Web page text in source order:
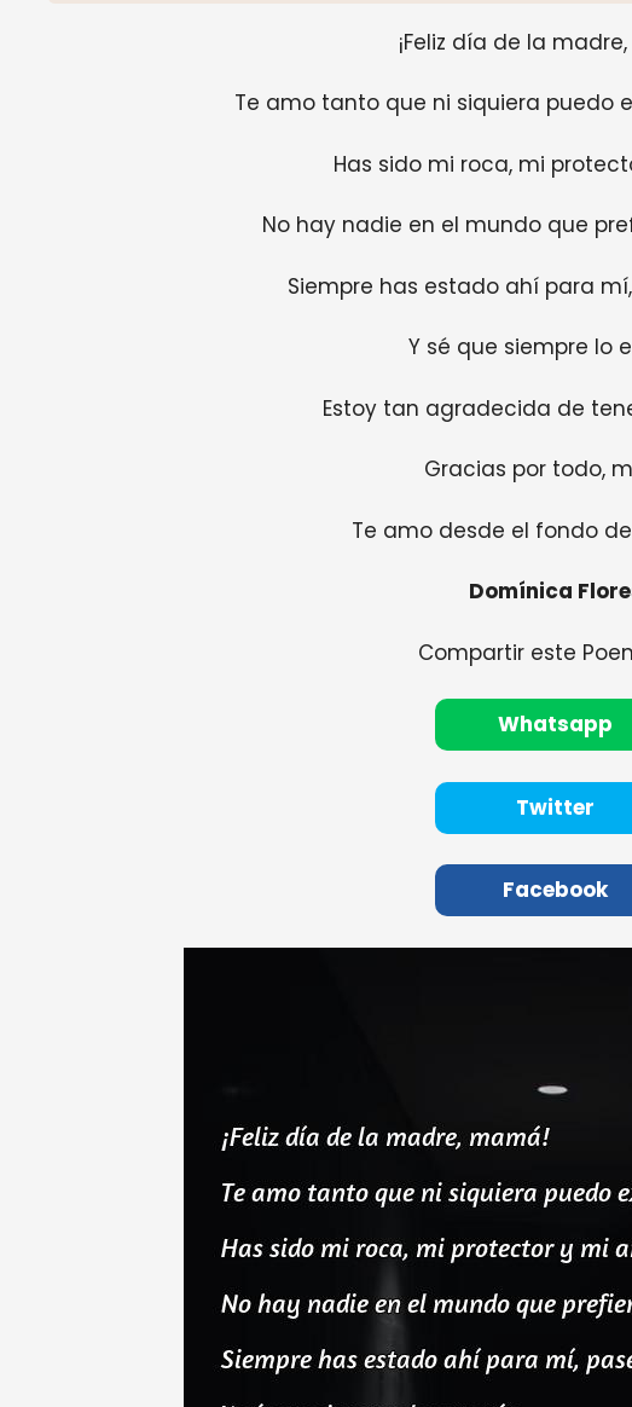
¡Feliz día de la
Te amo tanto que ni siquiera puedo
Has sido mi roca, mi
No hay nadie en el mundo que
Siempre has estado ahí para
Y sé que siempre lo
Estoy tan agradecida de
Gracias por todo,
Te amo desde el fondo
Domínica
Compartir este
Whatsapp
Twitter
Facebook